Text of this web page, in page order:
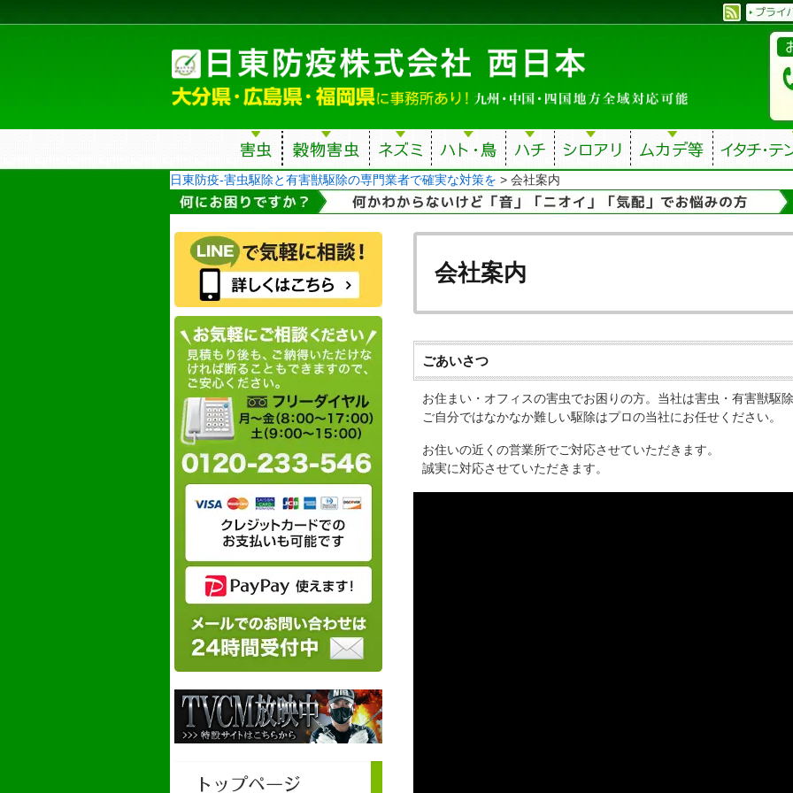
日東防疫-害虫駆除と有害獣駆除の専門業者で確実な対策を > 会社案内
会社案内
ごあいさつ
お住まい・オフィスの害虫でお困りの方。当社は害虫・有害獣駆除
ご自分ではなかなか難しい駆除はプロの当社にお任せください。
お住いの近くの営業所でご対応させていただきます。
誠実に対応させていただきます。